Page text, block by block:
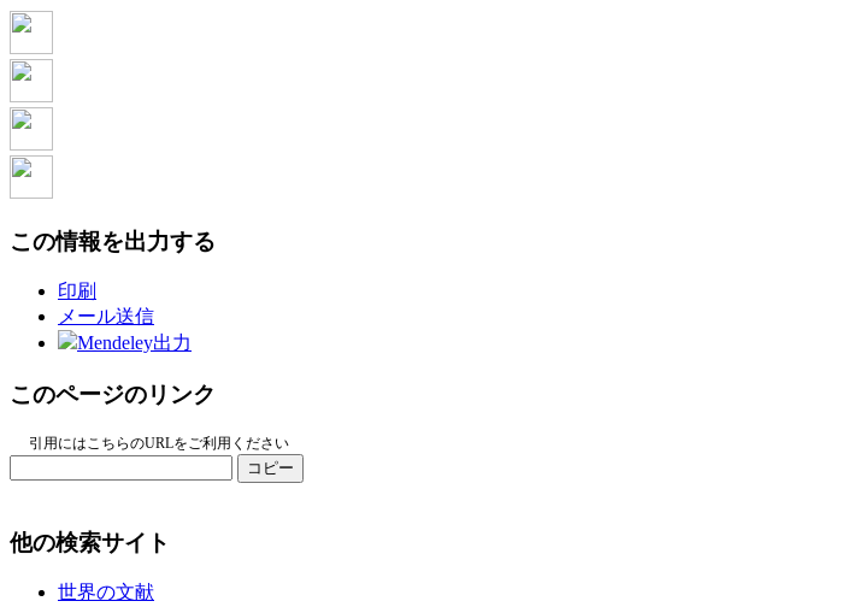
この情報を出力する
印刷
メール送信
Mendeley出力
このページのリンク
引用にはこちらのURLをご利用ください
コピー
他の検索サイト
世界の文献